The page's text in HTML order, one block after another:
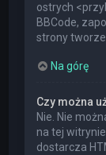
ostrych
BBCode,
strony
Na górę
Czy można
Nie. Nie
na tej
dostarcza